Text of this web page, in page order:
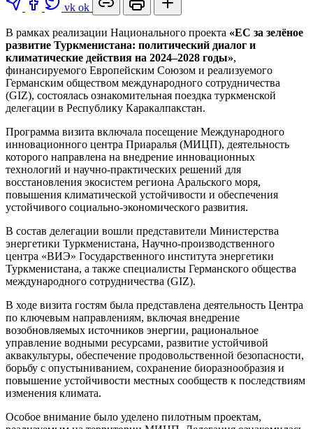
vk ok
В рамках реализации Национального проекта «ЕС за зелёное
развитие Туркменистана: политический диалог и
климатические действия на 2024–2028 годы»,
финансируемого Европейским Союзом и реализуемого
Германским обществом международного сотрудничества
(GIZ), состоялась ознакомительная поездка туркменской
делегации в Республику Каракалпакстан.
Программа визита включала посещение Международного
инновационного центра Приаралья (МИЦП), деятельность
которого направлена на внедрение инновационных
технологий и научно-практических решений для
восстановления экосистем региона Аральского моря,
повышения климатической устойчивости и обеспечения
устойчивого социально-экономического развития.
В состав делегации вошли представители Министерства
энергетики Туркменистана, Научно-производственного
центра «ВИЭ» Государственного института энергетики
Туркменистана, а также специалисты Германского общества
международного сотрудничества (GIZ).
В ходе визита гостям была представлена деятельность Центра
по ключевым направлениям, включая внедрение
возобновляемых источников энергии, рациональное
управление водными ресурсами, развитие устойчивой
аквакультуры, обеспечение продовольственной безопасности,
борьбу с опустыниванием, сохранение биоразнообразия и
повышение устойчивости местных сообществ к последствиям
изменения климата.
Особое внимание было уделено пилотным проектам,